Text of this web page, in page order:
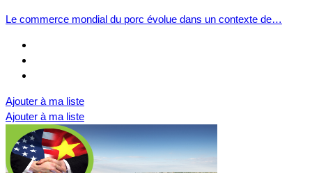
Le commerce mondial du porc évolue dans un contexte de…
Ajouter à ma liste
Ajouter à ma liste